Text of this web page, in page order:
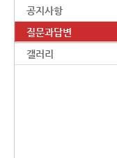
공지사항
질문과답변
갤러리